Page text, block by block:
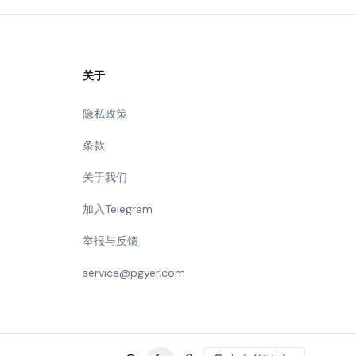
关于
隐私政策
条款
关于我们
加入Telegram
举报与反馈
service@pgyer.com